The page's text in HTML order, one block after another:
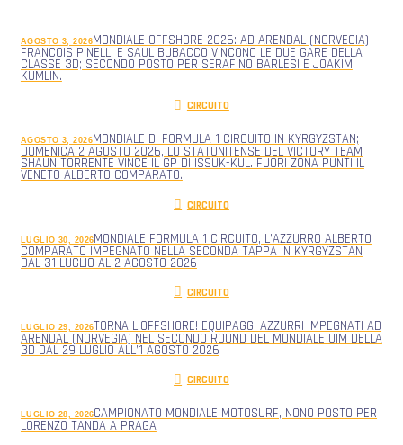
AGOSTO 3, 2026MONDIALE OFFSHORE 2026: AD ARENDAL (NORVEGIA)
FRANCOIS PINELLI E SAUL BUBACCO VINCONO LE DUE GARE DELLA
CLASSE 3D; SECONDO POSTO PER SERAFINO BARLESI E JOAKIM
KUMLIN.
CIRCUITO
AGOSTO 3, 2026MONDIALE DI FORMULA 1 CIRCUITO IN KYRGYZSTAN;
DOMENICA 2 AGOSTO 2026, LO STATUNITENSE DEL VICTORY TEAM
SHAUN TORRENTE VINCE IL GP DI ISSUK-KUL. FUORI ZONA PUNTI IL
VENETO ALBERTO COMPARATO.
CIRCUITO
LUGLIO 30, 2026MONDIALE FORMULA 1 CIRCUITO, L’AZZURRO ALBERTO
COMPARATO IMPEGNATO NELLA SECONDA TAPPA IN KYRGYZSTAN
DAL 31 LUGLIO AL 2 AGOSTO 2026
CIRCUITO
LUGLIO 29, 2026TORNA L’OFFSHORE! EQUIPAGGI AZZURRI IMPEGNATI AD
ARENDAL (NORVEGIA) NEL SECONDO ROUND DEL MONDIALE UIM DELLA
3D DAL 29 LUGLIO ALL’1 AGOSTO 2026
CIRCUITO
LUGLIO 28, 2026CAMPIONATO MONDIALE MOTOSURF, NONO POSTO PER
LORENZO TANDA A PRAGA